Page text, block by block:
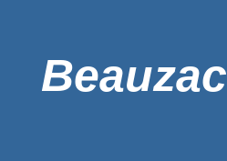
Beauzac